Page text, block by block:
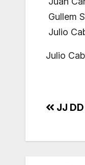
Gullem
Julio
Julio
JJ